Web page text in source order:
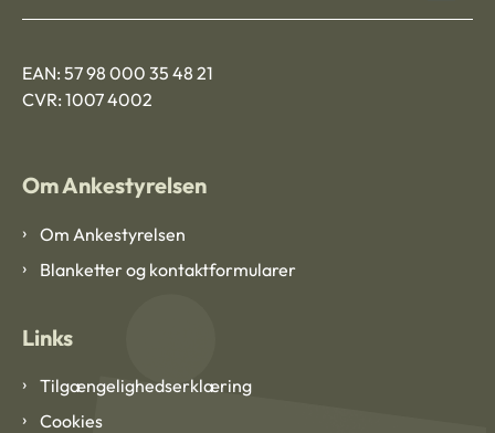
EAN: 57 98 000 35 48 21
CVR: 1007 4002
Om Ankestyrelsen
Om Ankestyrelsen
Blanketter og kontaktformularer
Links
Tilgængelighedserklæring
Cookies